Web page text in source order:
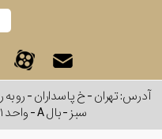
سبز - بال A - واحد ۷۱۱